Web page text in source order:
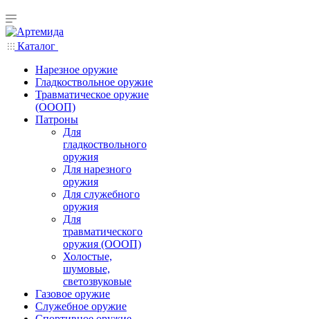
Каталог
Нарезное оружие
Гладкоствольное оружие
Травматическое оружие
(ОООП)
Патроны
Для
гладкоствольного
оружия
Для нарезного
оружия
Для служебного
оружия
Для
травматического
оружия (ОООП)
Холостые,
шумовые,
светозвуковые
Газовое оружие
Служебное оружие